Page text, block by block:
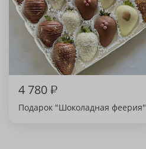
4 780₽
Подарок "Шоколадная феерия"